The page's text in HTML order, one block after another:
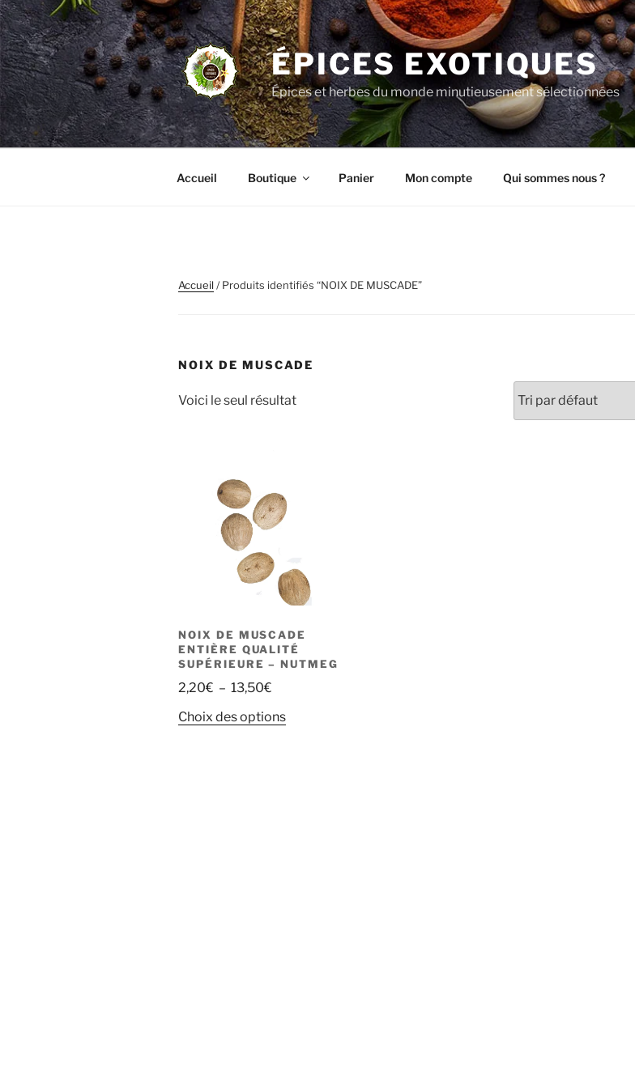
Aller
au
contenu
principal
ÉPICES EXOTIQUES
Épices et herbes du monde minutieusement sélectionnées
Accueil Boutique Panier Mon compte Qui sommes nous ?
Accueil/ Produits identifiés “NOIX DE MUSCADE”
NOIX DE MUSCADE
Voici le seul résultat
NOIX DE MUSCADE
ENTIÈRE QUALITÉ
SUPÉRIEURE – NUTMEG
2,20€ – 13,50€
prix :
Choix des optionsCe